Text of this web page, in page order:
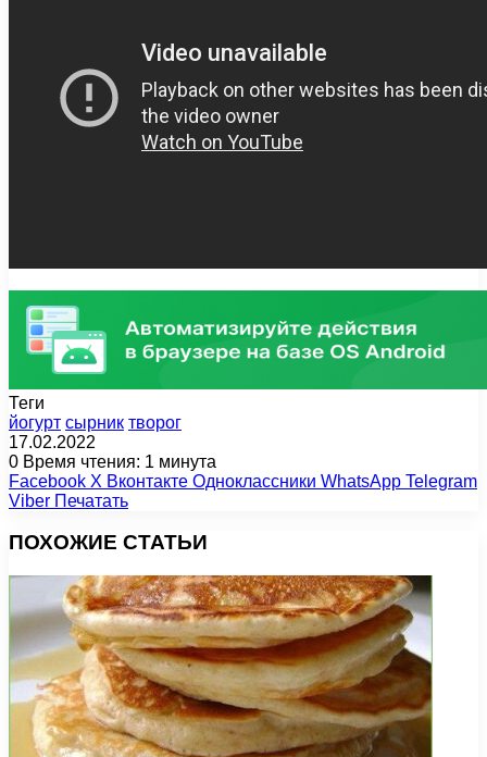
Теги
йогурт сырник творог
17.02.2022
0 Время чтения: 1 минута
Facebook X Вконтакте Одноклассники WhatsApp Telegram
Viber Печатать
ПОХОЖИЕ СТАТЬИ